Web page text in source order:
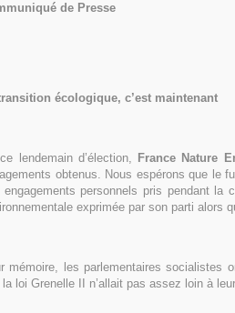
de Presse
écologique, c’est maintenant
lendemain d’élection, France Nature
obtenus. Nous espérons que le
personnels pris pendant la
exprimée par son parti alors
mémoire, les parlementaires socialistes
la loi Grenelle II n’allait pas assez loin à